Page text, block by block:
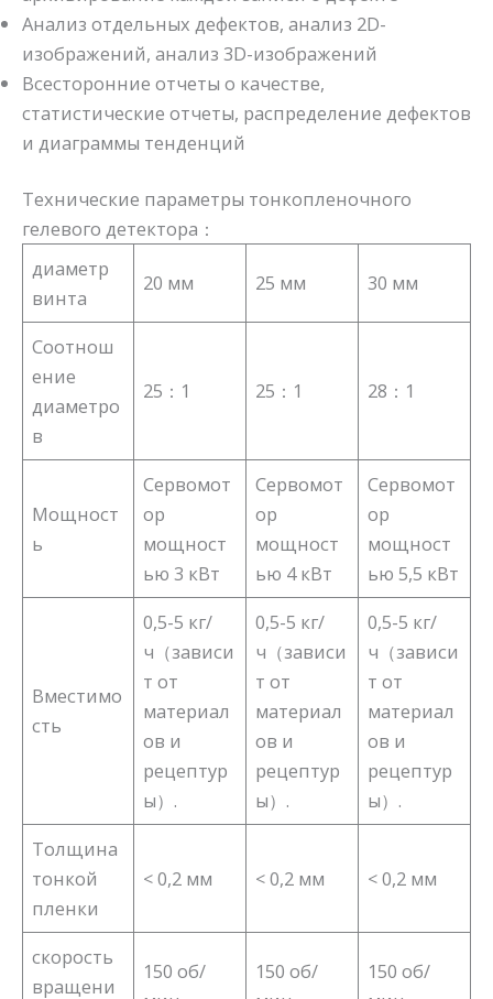
Анализ отдельных дефектов, анализ 2D-
изображений, анализ 3D-изображений
Всесторонние отчеты о качестве,
статистические отчеты, распределение дефектов
и диаграммы тенденций
Технические параметры тонкопленочного
гелевого детектора：
диаметр
винта
20 мм 25 мм 30 мм
Соотнош
ение
диаметро
в
25：1 25：1 28：1
Мощност
ь
Сервомот
ор
мощност
ью 3 кВт
Сервомот
ор
мощност
ью 4 кВт
Сервомот
ор
мощност
ью 5,5 кВт
Вместимо
сть
0,5-5 кг/
ч（зависи
т от
материал
ов и
рецептур
ы）.
0,5-5 кг/
ч（зависи
т от
материал
ов и
рецептур
ы）.
0,5-5 кг/
ч（зависи
т от
материал
ов и
рецептур
ы）.
Толщина
тонкой
пленки
< 0,2 мм < 0,2 мм < 0,2 мм
скорость
вращени
150 об/
150 об/
150 об/